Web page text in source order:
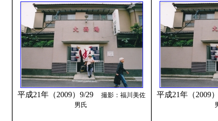
平成21年（2009）9/29撮影：福川美佐
男氏
平成21年（